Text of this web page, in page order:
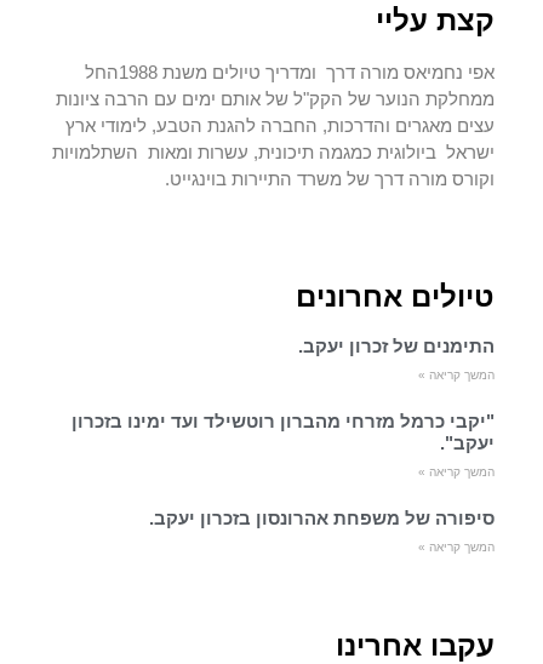
קצת עליי
אפי נחמיאס מורה דרך ומדריך טיולים משנת 1988החל
ממחלקת הנוער של הקק"ל של אותם ימים עם הרבה ציונות
עצים מאגרים והדרכות, החברה להגנת הטבע, לימודי ארץ
ישראל ביולוגית כמגמה תיכונית, עשרות ומאות השתלמויות
וקורס מורה דרך של משרד התיירות בוינגייט.
טיולים אחרונים
התימנים של זכרון יעקב.
המשך קריאה »
"יקבי כרמל מזרחי מהברון רוטשילד ועד ימינו בזכרון
יעקב".
המשך קריאה »
סיפורה של משפחת אהרונסון בזכרון יעקב.
המשך קריאה »
עקבו אחרינו